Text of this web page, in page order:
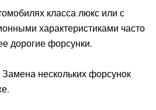
класса люкс или с
характеристиками часто
дорогие форсунки.
нескольких форсунок